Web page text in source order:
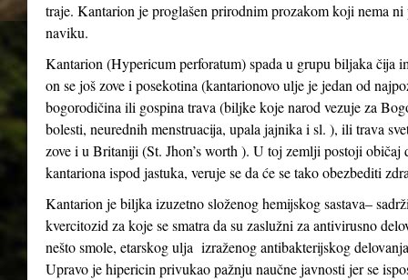
traje. Kantarion je proglašen prirodnim prozakom koji nema
naviku.
Kantarion (Hypericum perforatum) spada u grupu biljaka čija
on se još zove i posekotina (kantarionovo ulje je jedan od
bogorodičina ili gospina trava (biljke koje narod vezuje za
bolesti, neurednih menstruacija, upala jajnika i sl. ), ili trava
zove i u Britaniji (St. Jhon’s worth ). U toj zemlji postoji običaj
kantariona ispod jastuka, veruje se da će se tako obezbediti
Kantarion je biljka izuzetno složenog hemijskog sastava–
kvercitozid za koje se smatra da su zaslužni za antivirusno
nešto smole, etarskog ulja izraženog antibakterijskog
Upravo je hipericin privukao pažnju naučne javnosti jer se